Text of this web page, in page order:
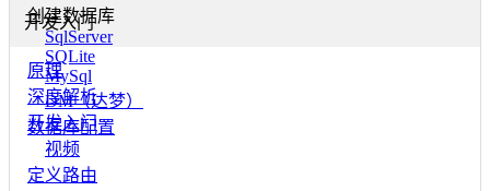
创建数据库
SqlServer
SQLite
MySql
DM（达梦）
数据库配置
开发入门
原理
深度解析
开发入门
视频
定义路由